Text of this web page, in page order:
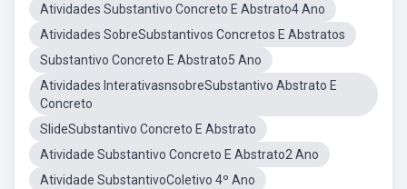
Atividades Substantivo Concreto E Abstrato4 Ano
Atividades SobreSubstantivos Concretos E Abstratos
Substantivo Concreto E Abstrato5 Ano
Atividades InterativasnsobreSubstantivo Abstrato E
Concreto
SlideSubstantivo Concreto E Abstrato
Atividade Substantivo Concreto E Abstrato2 Ano
Atividade SubstantivoColetivo 4º Ano